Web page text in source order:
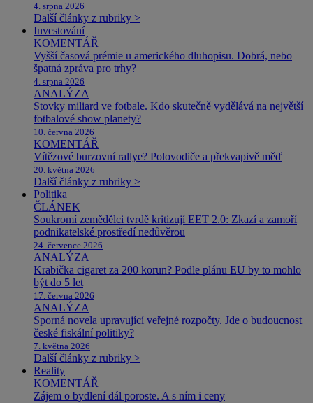
4. srpna 2026
Další články z rubriky >
Investování
KOMENTÁŘ
Vyšší časová prémie u amerického dluhopisu. Dobrá, nebo
špatná zpráva pro trhy?
4. srpna 2026
ANALÝZA
Stovky miliard ve fotbale. Kdo skutečně vydělává na největší
fotbalové show planety?
10. června 2026
KOMENTÁŘ
Vítězové burzovní rallye? Polovodiče a překvapivě měď
20. května 2026
Další články z rubriky >
Politika
ČLÁNEK
Soukromí zemědělci tvrdě kritizují EET 2.0: Zkazí a zamoří
podnikatelské prostředí nedůvěrou
24. července 2026
ANALÝZA
Krabička cigaret za 200 korun? Podle plánu EU by to mohlo
být do 5 let
17. června 2026
ANALÝZA
Sporná novela upravující veřejné rozpočty. Jde o budoucnost
české fiskální politiky?
7. května 2026
Další články z rubriky >
Reality
KOMENTÁŘ
Zájem o bydlení dál poroste. A s ním i ceny